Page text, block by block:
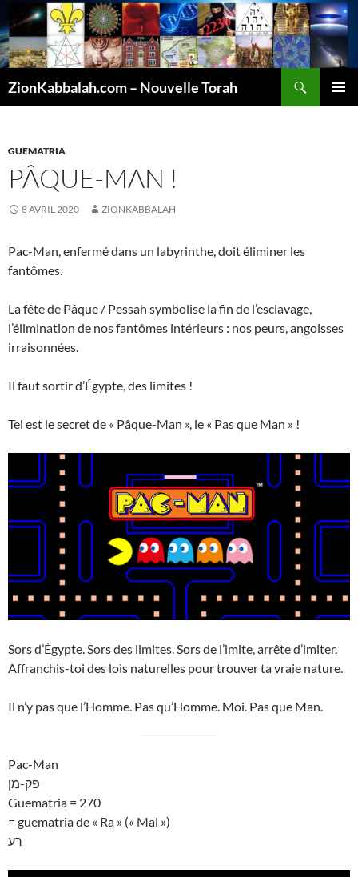
ZionKabbalah.com – Nouvelle Torah
GUEMATRIA
PÂQUE-MAN !
8 AVRIL 2020 ZIONKABBALAH
Pac-Man, enfermé dans un labyrinthe, doit éliminer les
fantômes.
La fête de Pâque / Pessah symbolise la fin de l’esclavage,
l’élimination de nos fantômes intérieurs : nos peurs, angoisses
irraisonnées.
Il faut sortir d’Égypte, des limites !
Tel est le secret de « Pâque-Man », le « Pas que Man » !
Sors d’Égypte. Sors des limites. Sors de l’imite, arrête d’imiter.
Affranchis-toi des lois naturelles pour trouver ta vraie nature.
Il n’y pas que l’Homme. Pas qu’Homme. Moi. Pas que Man.
Pac-Man
פק-מן
Guematria = 270
= guematria de « Ra » (« Mal »)
רע